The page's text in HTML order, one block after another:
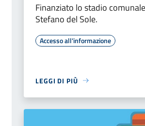
Finanziato lo stadio
Stefano del Sole.
Accesso all'informazione
LEGGI DI PIÙ